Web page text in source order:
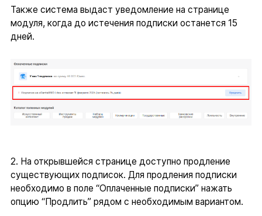
Также система выдаст уведомление на странице
модуля, когда до истечения подписки останется 15
дней.
2. На открывшейся странице доступно продление
существующих подписок. Для продления подписки
необходимо в поле “Оплаченные подписки” нажать
опцию “Продлить” рядом с необходимым вариантом.